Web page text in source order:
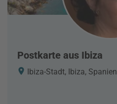
Postkarte aus Ibiza
Ibiza-Stadt, Ibiza, Spanien